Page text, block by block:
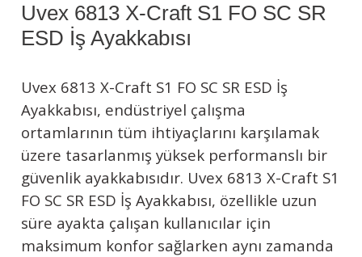
Uvex 6813 X-Craft S1 FO SC SR
ESD İş Ayakkabısı
Uvex 6813 X-Craft S1 FO SC SR ESD İş
Ayakkabısı, endüstriyel çalışma
ortamlarının tüm ihtiyaçlarını karşılamak
üzere tasarlanmış yüksek performanslı bir
güvenlik ayakkabısıdır. Uvex 6813 X-Craft S1
FO SC SR ESD İş Ayakkabısı, özellikle uzun
süre ayakta çalışan kullanıcılar için
maksimum konfor sağlarken aynı zamanda